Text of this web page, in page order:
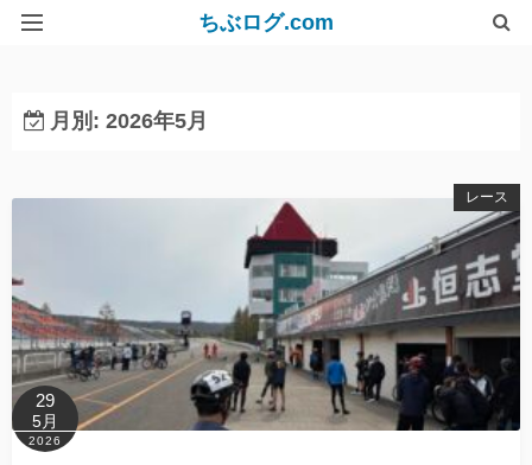
ちぶログ.com
月別: 2026年5月
レース
29
5月
2026